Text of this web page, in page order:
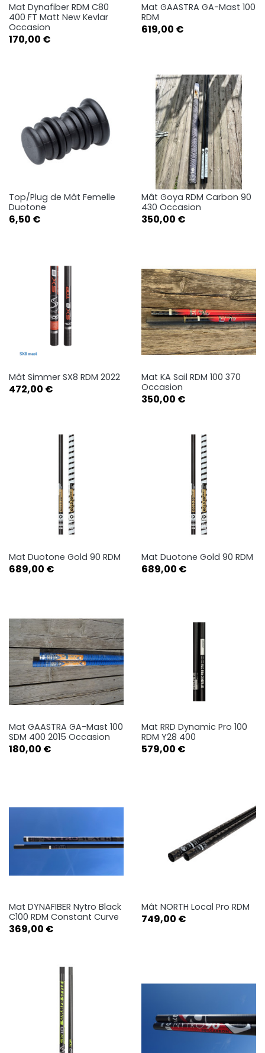
Mat Dynafiber RDM C80
400 FT Matt New Kevlar
Occasion
Prix
170,00 €
Mat GAASTRA GA-Mast 100
RDM
Prix
619,00 €
Top/Plug de Mât Femelle
Duotone
Prix
6,50 €
Mât Goya RDM Carbon 90
430 Occasion
Prix
350,00 €
Mât Simmer SX8 RDM 2022
Prix
472,00 €
Mat KA Sail RDM 100 370
Occasion
Prix
350,00 €
Mat Duotone Gold 90 RDM
Prix
689,00 €
Mat Duotone Gold 90 RDM
Prix
689,00 €
Mat GAASTRA GA-Mast 100
SDM 400 2015 Occasion
Prix
180,00 €
Mat RRD Dynamic Pro 100
RDM Y28 400
Prix
579,00 €
Mat DYNAFIBER Nytro Black
C100 RDM Constant Curve
Prix
369,00 €
Mât NORTH Local Pro RDM
Prix
749,00 €